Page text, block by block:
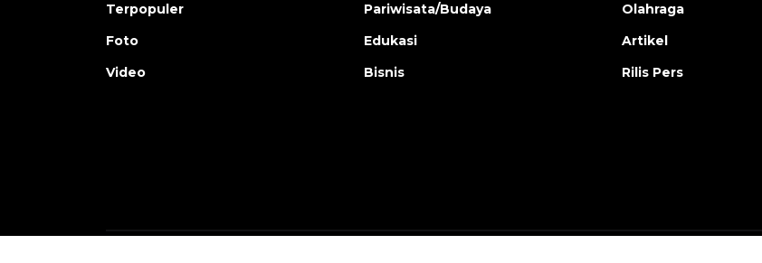
Terpopuler
Foto
Video
Pariwisata/Budaya
Edukasi
Bisnis
Olahraga
Artikel
Rilis Pers